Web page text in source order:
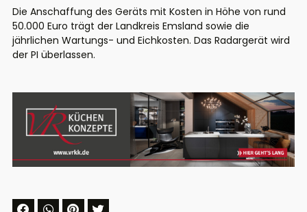
Die Anschaffung des Geräts mit Kosten in Höhe von rund
50.000 Euro trägt der Landkreis Emsland sowie die
jährlichen Wartungs- und Eichkosten. Das Radargerät wird
der PI überlassen.